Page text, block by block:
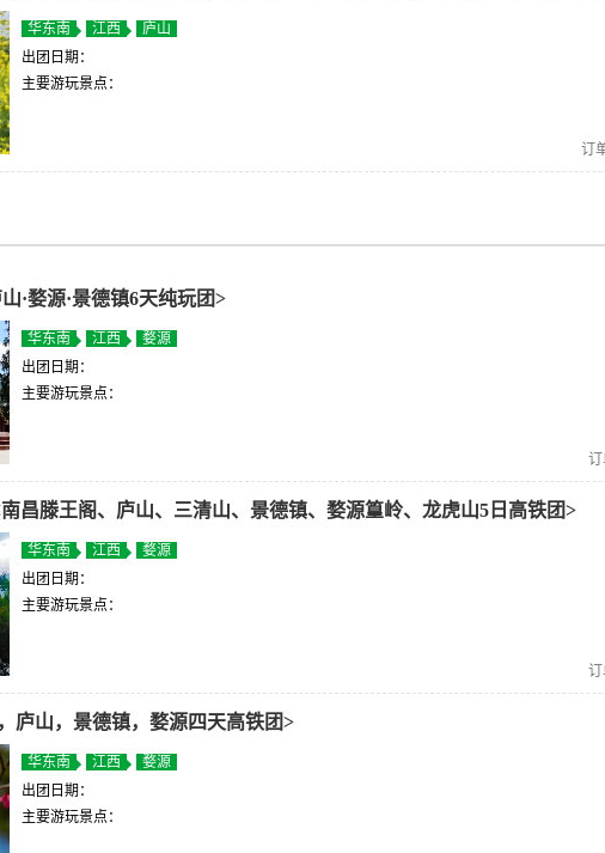
华东南 江西
庐山
出团日期：
主要游玩景点：
订
·婺源·景德镇6天纯玩团>
华东南 江西
婺源
出团日期：
主要游玩景点：
订
南昌滕王阁、庐山、三清山、景德镇、婺源篁岭、龙虎山5日高铁团>
华东南 江西
婺源
出团日期：
主要游玩景点：
订
庐山，景德镇，婺源四天高铁团>
华东南 江西
婺源
出团日期：
主要游玩景点：